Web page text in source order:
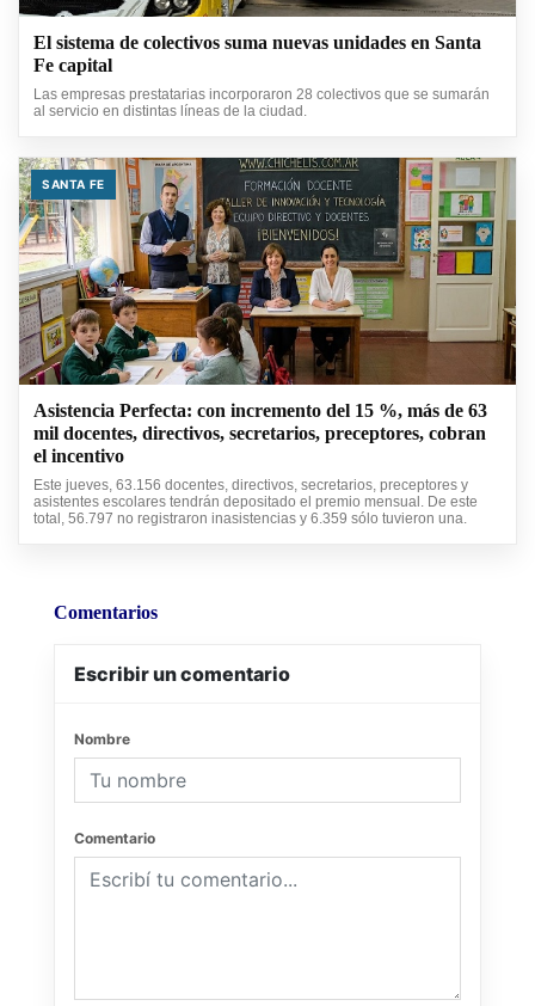
El sistema de colectivos suma nuevas unidades en Santa
Fe capital
Las empresas prestatarias incorporaron 28 colectivos que se sumarán
al servicio en distintas líneas de la ciudad.
SANTA FE
Asistencia Perfecta: con incremento del 15 %, más de 63
mil docentes, directivos, secretarios, preceptores, cobran
el incentivo
Este jueves, 63.156 docentes, directivos, secretarios, preceptores y
asistentes escolares tendrán depositado el premio mensual. De este
total, 56.797 no registraron inasistencias y 6.359 sólo tuvieron una.
Comentarios
Escribir un comentario
Nombre
Comentario